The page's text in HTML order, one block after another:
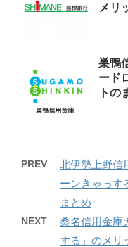
メリ
巣鴨
ード
トの
PREV
北伊勢上野信
ーンきゃっす
まとめ
NEXT
桑名信用金庫
する」のメリ